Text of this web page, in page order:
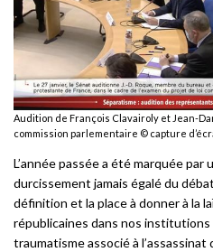
Audition de François Clavairoly et Jean-
commission parlementaire © capture
L’année passée a été marquée par
durcissement jamais égalé du
définition et la place à donner à la
républicaines dans nos institutions
traumatisme associé à